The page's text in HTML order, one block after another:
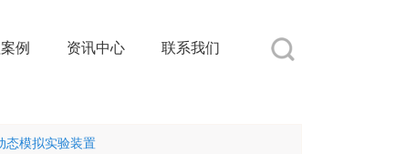
例 资讯中心 联系我们
态模拟实验装置